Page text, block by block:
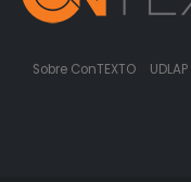
Sobre ConTEXTO UDLAP